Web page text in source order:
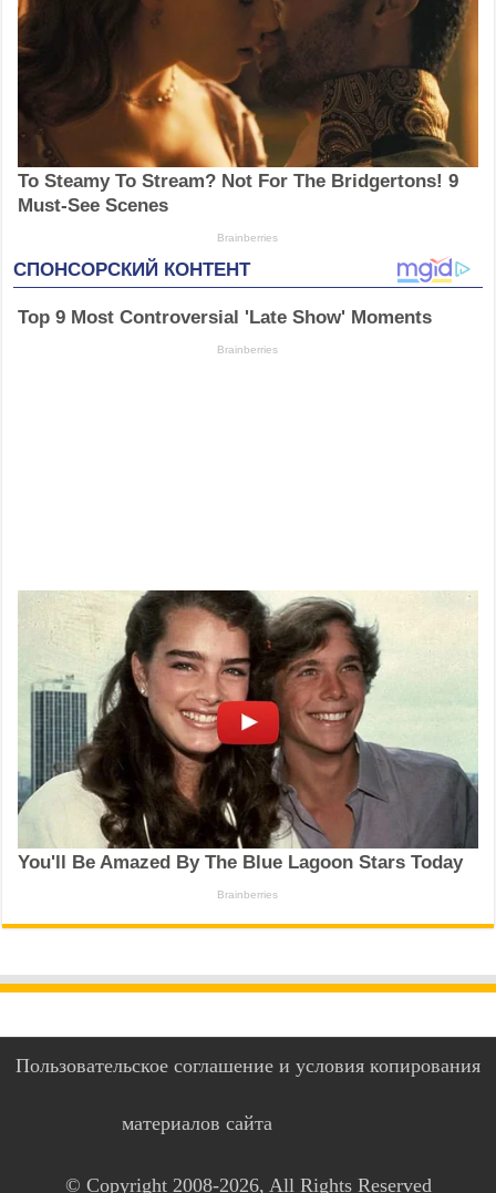
Пользовательское соглашение и условия копирования
материалов сайта
© Copyright 2008-2026, All Rights Reserved